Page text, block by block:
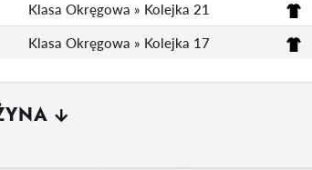
Klasa Okręgowa » Kolejka 21
Klasa Okręgowa » Kolejka 17